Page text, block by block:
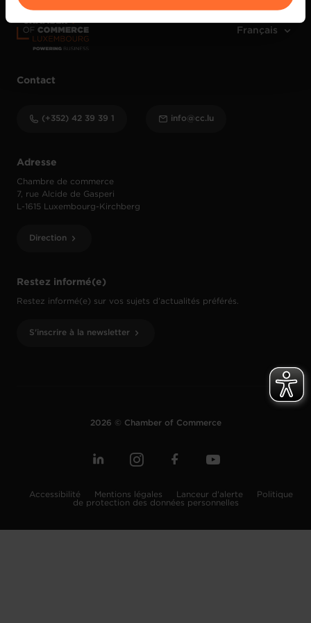
nous utilisons lescookies et sommes amenés à traiter
vos données personnelles, vous pouvez consulter notre
Charte d’usage des cookies
Politique de
protection des données personnelles
Restez informé(e)
Restez informé(e) sur vos sujets d’actualités préférés.
S'inscrire à la newsletter
Adresse
Chambre de commerce
7, rue Alcide de Gasperi
L-1615 Luxembourg-Kirchberg
Direction
Contact
(+352) 42 39 39 1 info@cc.lu
2026 © Chamber of Commerce
Accessibilité Mentions légales Lanceur d'alerte
Politique
de protection des données personnelles